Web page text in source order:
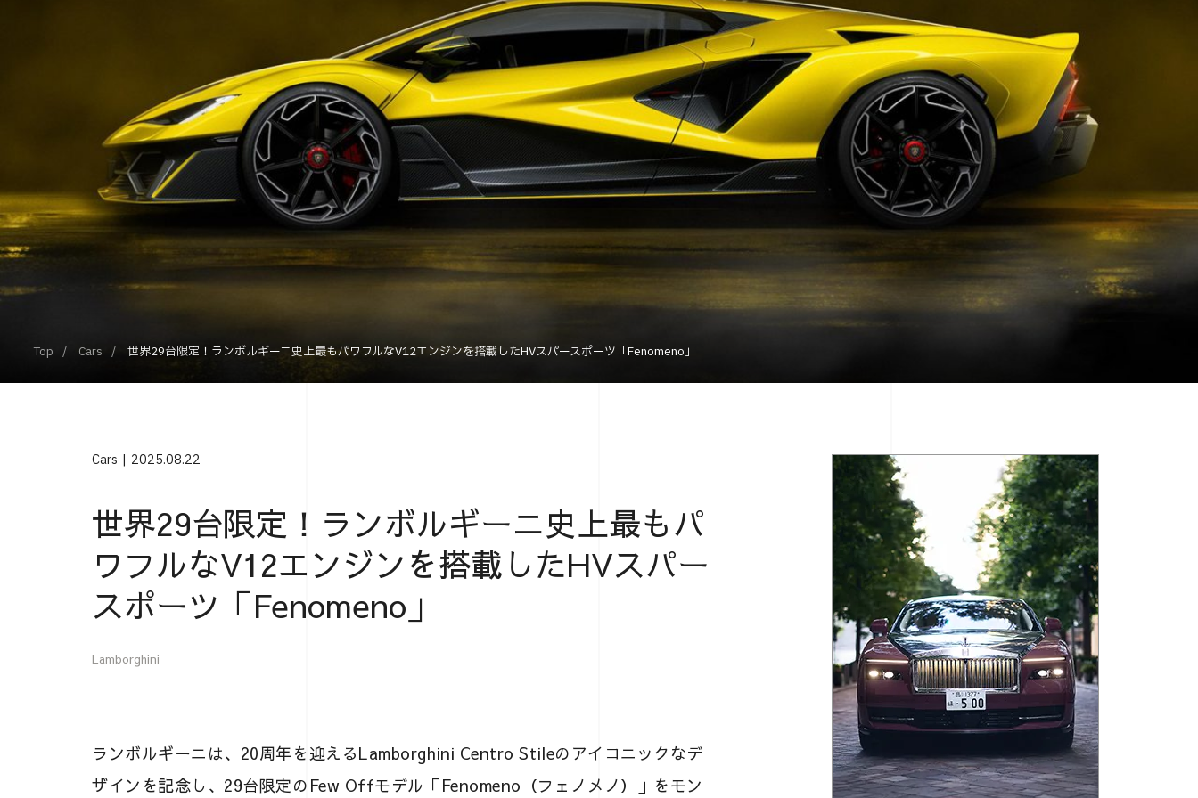
Top Cars 世界29台限定！ランボルギーニ史上最もパワフルなV12エンジンを搭載したHVスパースポーツ「Fenomeno」
Cars 2025.08.22
世界29台限定！ランボルギーニ史上最もパ
ワフルなV12エンジンを搭載したHVスパー
スポーツ「Fenomeno」
Lamborghini
ランボルギーニは、20周年を迎えるLamborghini Centro Stileのアイコニックなデ
ザインを記念し、29台限定のFew Offモデル「Fenomeno（フェノメノ）」をモン